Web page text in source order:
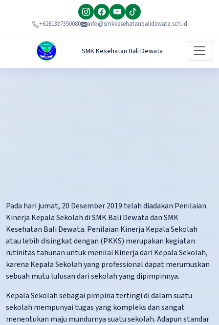
+6281337350080 info@smkkesehatanbalidewata.sch.id
SMK Kesehatan Bali Dewata
Pada hari jumat, 20 Desember 2019 telah diadakan Penilaian
Kinerja Kepala Sekolah di SMK Bali Dewata dan SMK
Kesehatan Bali Dewata. Penilaian Kinerja Kepala Sekolah
atau lebih disingkat dengan (PKKS) merupakan kegiatan
rutinitas tahunan untuk menilai Kinerja dari Kepala Sekolah,
karena Kepala Sekolah yang professional dapat merumuskan
sebuah mutu lulusan dari sekolah yang dipimpinnya.
Kepala Sekolah sebagai pimpina tertingi di dalam suatu
sekolah mempunyai tugas yang kompleks dan sangat
menentukan maju mundurnya suatu sekolah. Adapun standar